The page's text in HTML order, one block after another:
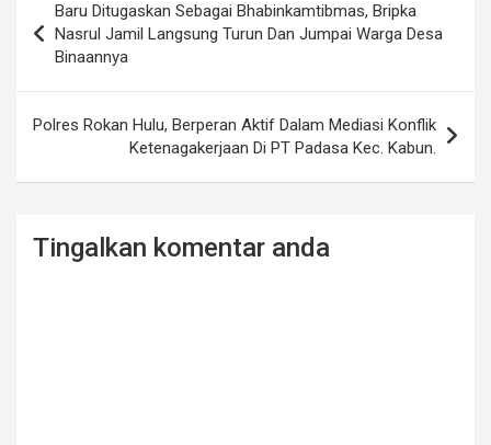
navigation
Baru Ditugaskan Sebagai Bhabinkamtibmas, Bripka
Nasrul Jamil Langsung Turun Dan Jumpai Warga Desa
Binaannya
Polres Rokan Hulu, Berperan Aktif Dalam Mediasi Konflik
Ketenagakerjaan Di PT Padasa Kec. Kabun.
Tingalkan komentar anda